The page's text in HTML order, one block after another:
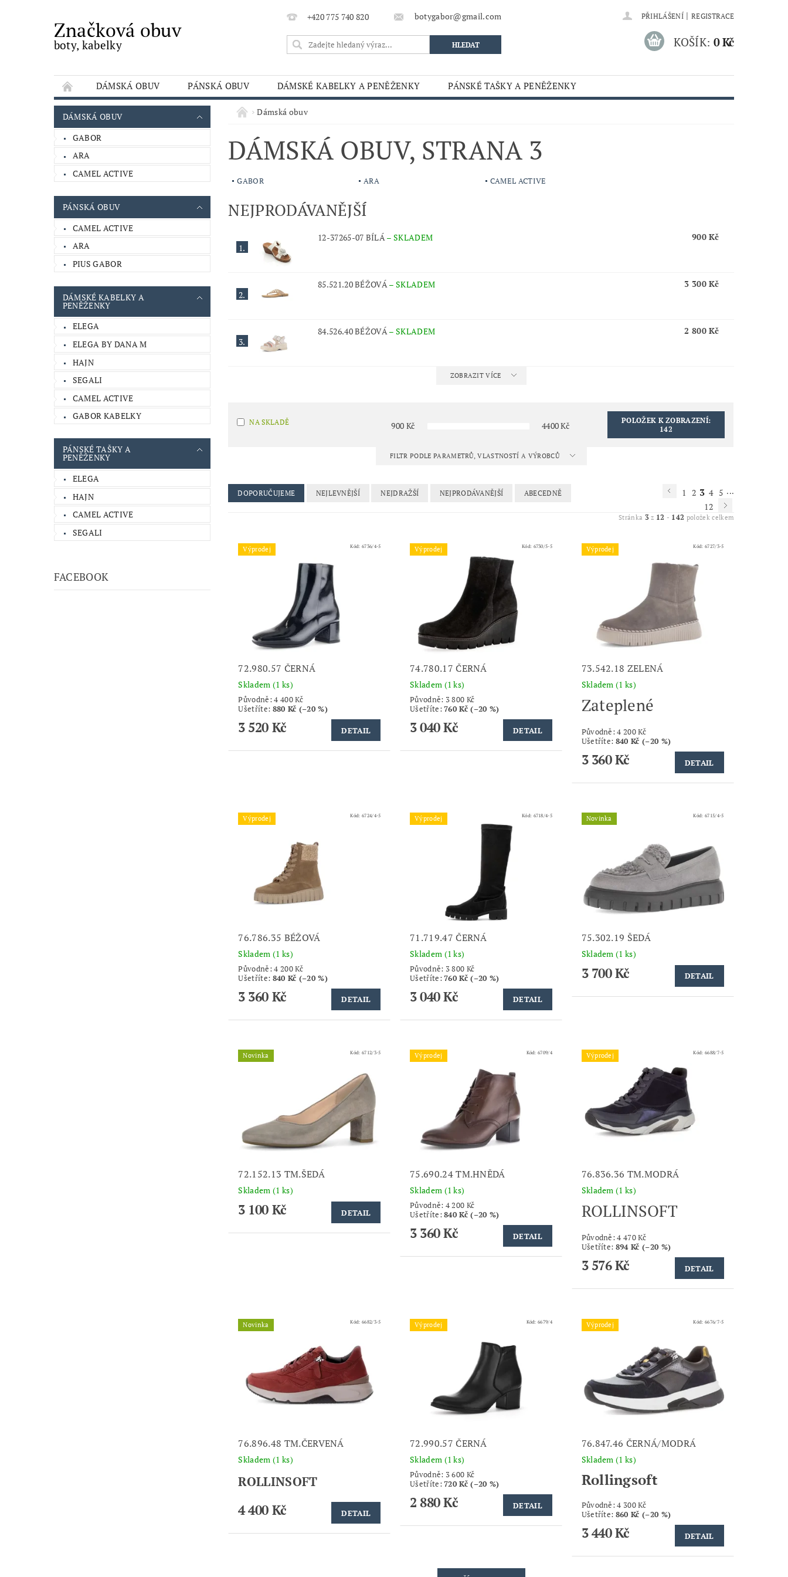
Značková obuv
boty, kabelky
+420 775 740 820 botygabor@gmail.com PŘIHLÁŠENÍ | REGISTRACE
KOŠÍK: 0 Kč
DÁMSKÁ OBUV PÁNSKÁ OBUV DÁMSKÉ KABELKY A PENĚŽENKY
PÁNSKÉ TAŠKY A PENĚŽENKY
OBCHODNÍ PODMÍNKY
KONTAKTY
DÁMSKÁ OBUV
GABOR
ARA
CAMEL ACTIVE
PÁNSKÁ OBUV
CAMEL ACTIVE
ARA
PIUS GABOR
DÁMSKÉ KABELKY A
PENĚŽENKY
ELEGA
ELEGA BY DANA M
HAJN
SEGALI
CAMEL ACTIVE
GABOR KABELKY
PÁNSKÉ TAŠKY A
PENĚŽENKY
ELEGA
HAJN
CAMEL ACTIVE
SEGALI
FACEBOOK
Dámská obuv
DÁMSKÁ OBUV, STRANA 3
GABOR ARA CAMEL ACTIVE
NEJPRODÁVANĚJŠÍ
1.
12-37265-07 BÍLÁ–SKLADEM 900 Kč
2.
85.521.20 BÉŽOVÁ–SKLADEM 3 300 Kč
3.
84.526.40 BÉŽOVÁ–SKLADEM 2 800 Kč
ZOBRAZIT VÍCE
NA SKLADĚ 900 Kč 4400Kč
POLOŽEK K ZOBRAZENÍ:
142
FILTR PODLE PARAMETRŮ, VLASTNOSTÍ A VÝROBCŮ
DOPORUČUJEME NEJLEVNĚJŠÍ NEJDRAŽŠÍ NEJPRODÁVANĚJŠÍ ABECEDNĚ 1 2 3 4 5 ...
12
Stránka 3z 12 - 142 položek celkem
Výprodej Kód: 6736/4-5
72.980.57 ČERNÁ
Skladem (1 ks)
Původně:4 400 Kč
Ušetříte: 880 Kč (–20 %)
3 520 Kč DETAIL
Výprodej Kód: 6730/5-5
74.780.17 ČERNÁ
Skladem (1 ks)
Původně: 3 800 Kč
Ušetříte:760 Kč (–20 %)
3 040 Kč DETAIL
Výprodej Kód:6727/3-5
73.542.18 ZELENÁ
Skladem(1 ks)
Zateplené
Původně:4 200 Kč
Ušetříte: 840 Kč (–20 %)
3 360 Kč DETAIL
Výprodej Kód: 6724/4-5
76.786.35 BÉŽOVÁ
Skladem (1 ks)
Původně:4 200 Kč
Ušetříte: 840 Kč (–20 %)
3 360 Kč DETAIL
Výprodej Kód: 6718/4-5
71.719.47 ČERNÁ
Skladem (1 ks)
Původně: 3 800 Kč
Ušetříte:760 Kč (–20 %)
3 040 Kč DETAIL
Novinka Kód:6715/4-5
75.302.19 ŠEDÁ
Skladem(1 ks)
3 700 Kč DETAIL
Novinka Kód: 6712/3-5
72.152.13 TM.ŠEDÁ
Skladem (1 ks)
3 100 Kč DETAIL
Výprodej Kód:6709/4
75.690.24 TM.HNĚDÁ
Skladem (1 ks)
Původně: 4 200 Kč
Ušetříte:840 Kč (–20 %)
3 360 Kč DETAIL
Výprodej Kód:6688/7-5
76.836.36 TM.MODRÁ
Skladem(1 ks)
ROLLINSOFT
Původně:4 470 Kč
Ušetříte: 894 Kč (–20 %)
3 576 Kč DETAIL
Novinka Kód: 6682/3-5
76.896.48 TM.ČERVENÁ
Skladem (1 ks)
ROLLINSOFT
4 400 Kč DETAIL
Výprodej Kód:6679/4
72.990.57 ČERNÁ
Skladem (1 ks)
Původně: 3 600 Kč
Ušetříte:720 Kč (–20 %)
2 880 Kč DETAIL
Výprodej Kód:6676/7-5
76.847.46 ČERNÁ/MODRÁ
Skladem(1 ks)
Rollingsoft
Původně:4 300 Kč
Ušetříte: 860 Kč (–20 %)
3 440 Kč DETAIL